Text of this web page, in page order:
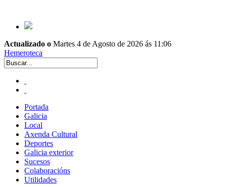
Actualizado o Martes 4 de Agosto de 2026 ás 11:06
Hemeroteca
Portada
Galicia
Local
Axenda Cultural
Deportes
Galicia exterior
Sucesos
Colaboracións
Utilidades